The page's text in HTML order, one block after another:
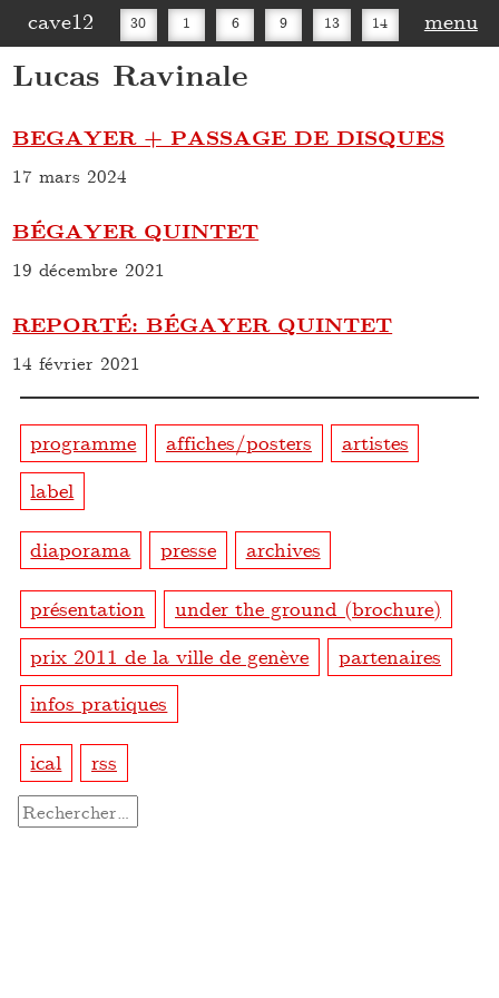
cave12 30 1 6 9 13 14
16 20 27
menu
Lucas Ravinale
BEGAYER + PASSAGE DE DISQUES
17 mars 2024
BÉGAYER QUINTET
19 décembre 2021
REPORTÉ: BÉGAYER QUINTET
14 février 2021
programme affiches/posters
artistes
label
diaporama presse archives
présentation
under the ground (brochure)
prix 2011 de la ville de genève
partenaires
infos pratiques
ical rss
Rechercher :